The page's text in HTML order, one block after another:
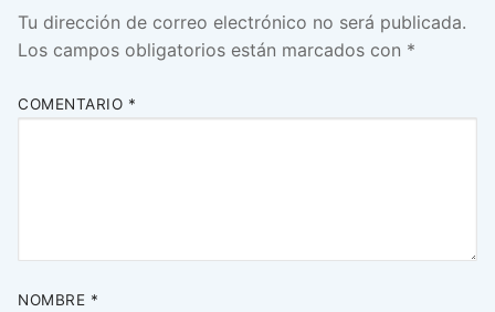
Tu dirección de correo electrónico no será publicada.
Los campos obligatorios están marcados con *
COMENTARIO *
NOMBRE *